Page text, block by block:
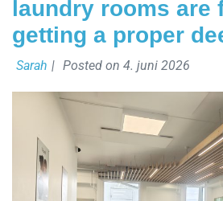
laundry rooms are
getting a proper
Sarah | Posted on 4. juni 2026